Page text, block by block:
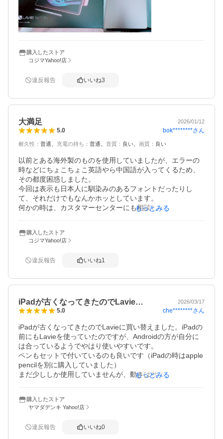
今NECでキャッシュバックキャンペーンをしていてこのタ
ブレットが対象に入っているのですが、対象ストアじゃな
いと駄目で…
買った後に確認したらコジマさんは対象ストアだったので
けないので為にならないレビューで申し訳ないです。
購入したストア
コジマYahoo!店
違反報告 いいね3
大満足 2026/01/12
5.0 bok********さん
耐久性 ： 普通 充電の持ち ： 普通 音質 ： 良い 画質 ： 良い
以前とある海外製のものを使用していましたが、エラーの
時などにちょこちょこ英語やら中国語が入ってくるため、
その都度困惑しました。
今回は表示も日本人に馴染みのあるフォントだったりし
て、それだけでもなんかホッとしています。
何かの時は、カスタマーセンターにも相談しやすそうで
ってくれました。
きたのでよかったです。
もっとみる
購入したストア
コジマYahoo!店
違反報告 いいね1
iPadが古くなってきたのでLavie… 2026/03/17
5.0 che********さん
iPadが古くなってきたのでLavieに買い替えました。iPadの
前にもLavieを使っていたのですが、Androidの方が自分に
は合っているようでやはり使いやすいです。
ペンもセットで付いているのも良いです（iPadの時はapple
pencilを別に購入していました）
まだ少ししか使用していませんが、動きはサクサクしてい
もっとみる
購入したストア
ヤマダデンキ Yahoo!店
違反報告 いいね0